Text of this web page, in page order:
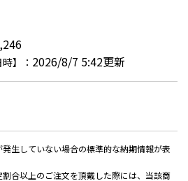
】： 2026/8/7 5:42更新
生していない場合の標準的な納期情報が表
合以上のご注文を頂戴した際には、当該商